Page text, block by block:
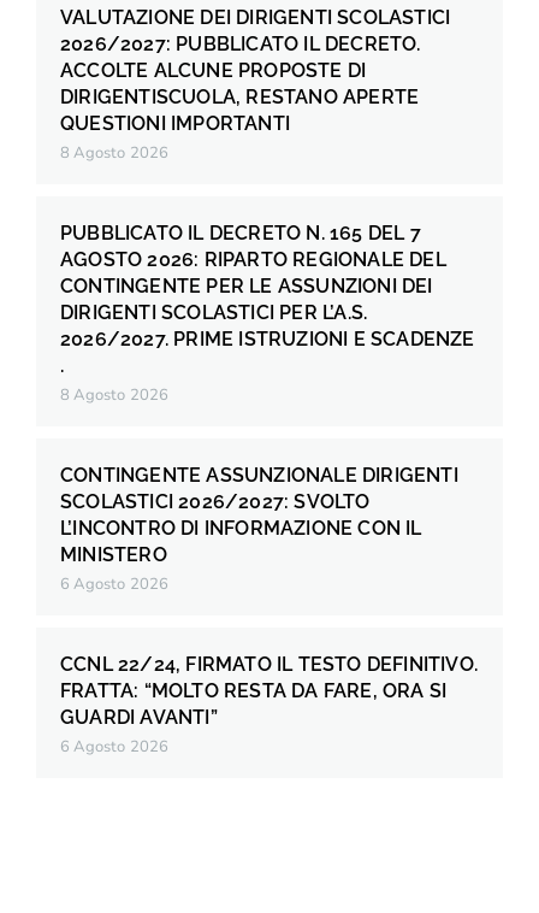
VALUTAZIONE DEI DIRIGENTI SCOLASTICI
2026/2027: PUBBLICATO IL DECRETO.
ACCOLTE ALCUNE PROPOSTE DI
DIRIGENTISCUOLA, RESTANO APERTE
QUESTIONI IMPORTANTI
8 Agosto 2026
PUBBLICATO IL DECRETO N. 165 DEL 7
AGOSTO 2026: RIPARTO REGIONALE DEL
CONTINGENTE PER LE ASSUNZIONI DEI
DIRIGENTI SCOLASTICI PER L’A.S.
2026/2027. PRIME ISTRUZIONI E SCADENZE
.
8 Agosto 2026
CONTINGENTE ASSUNZIONALE DIRIGENTI
SCOLASTICI 2026/2027: SVOLTO
L’INCONTRO DI INFORMAZIONE CON IL
MINISTERO
6 Agosto 2026
CCNL 22/24, FIRMATO IL TESTO DEFINITIVO.
FRATTA: “MOLTO RESTA DA FARE, ORA SI
GUARDI AVANTI”
6 Agosto 2026